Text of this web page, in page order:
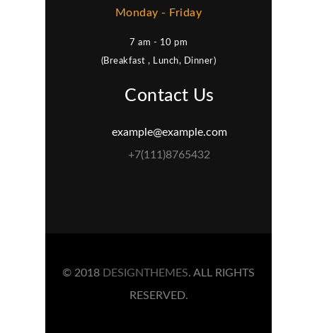
Monday - Friday
7 am - 10 pm
(Breakfast , Lunch, Dinner)
Contact Us
example@example.com
+7(111)8765432
© 2018 DESIGNTHEMES. ALL RIGHTS
RESERVED.